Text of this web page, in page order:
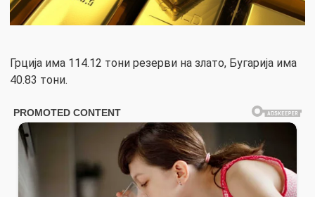
Грција има 114.12 тони резерви на злато, Бугарија има
40.83 тони.